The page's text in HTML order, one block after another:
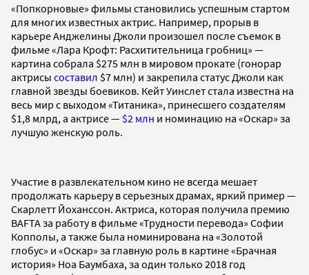
«Попкорновые» фильмы становились успешным стартом
для многих известных актрис. Например, прорыв в
карьере Анджелины Джоли произошел после съемок в
фильме «Лара Крофт: Расхитительница гробниц» —
картина собрала $275 млн в мировом прокате (гонорар
актрисы составил $7 млн) и закрепила статус Джоли как
главной звезды боевиков. Кейт Уинслет стала известна на
весь мир с выходом «Титаника», принесшего создателям
$1,8 млрд, а актрисе — $2 млн и номинацию на «Оскар» за
лучшую женскую роль.
Участие в развлекательном кино не всегда мешает
продолжать карьеру в серьезных драмах, яркий пример —
Скарлетт Йоханссон. Актриса, которая получила премию
BAFTA за работу в фильме «Трудности перевода» Софии
Копполы, а также была номинирована на «Золотой
глобус» и «Оскар» за главную роль в картине «Брачная
история» Ноа Баумбаха, за один только 2018 год